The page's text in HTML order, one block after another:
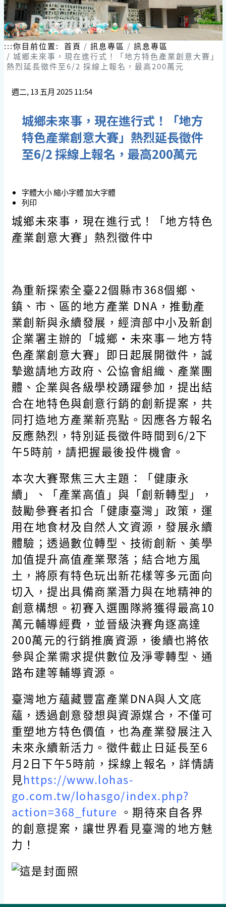
跳
到
主
要
內:::你目前位置: 首頁 訊息專區
訊息專區
城鄉未來事，現在進行式！「地方特色產業創意大賽」
熱烈延長徵件至6/2 採線上報名，最高200萬元
週二, 13 五月 2025 11:54
城鄉未來事，現在進行式！「地方
特色產業創意大賽」熱烈延長徵件
至6/2 採線上報名，最高200萬元
字體大小縮小字體加大字體
列印
城鄉未來事，現在進行式！「地方特色
產業創意大賽」熱烈徵件中
為重新探索全臺22個縣市368個鄉、
鎮、市、區的地方產業 DNA，推動產
業創新與永續發展，經濟部中小及新創
企業署主辦的「城鄉·未來事－地方特
色產業創意大賽」即日起展開徵件，誠
摯邀請地方政府、公協會組織、產業團
體、企業與各級學校踴躍參加，提出結
合在地特色與創意行銷的創新提案，共
同打造地方產業新亮點。因應各方報名
反應熱烈，特別延長徵件時間到6/2下
午5時前，請把握最後投件機會。
本次大賽聚焦三大主題：「健康永
續」、「產業高值」與「創新轉型」，
鼓勵參賽者扣合「健康臺灣」政策，運
用在地食材及自然人文資源，發展永續
體驗；透過數位轉型、技術創新、美學
加值提升高值產業聚落；結合地方風
土，將原有特色玩出新花樣等多元面向
切入，提出具備商業潛力與在地精神的
創意構想。初賽入選團隊將獲得最高10
萬元輔導經費，並晉級決賽角逐高達
200萬元的行銷推廣資源，後續也將依
參與企業需求提供數位及淨零轉型、通
路布建等輔導資源。
臺灣地方蘊藏豐富產業DNA與人文底
蘊，透過創意發想與資源媒合，不僅可
重塑地方特色價值，也為產業發展注入
未來永續新活力。徵件截止日延長至6
月2日下午5時前，採線上報名，詳情請
見https://www.lohas-
go.com.tw/lohasgo/index.php?
action=368_future 。期待來自各界
的創意提案，讓世界看見臺灣的地方魅
力！